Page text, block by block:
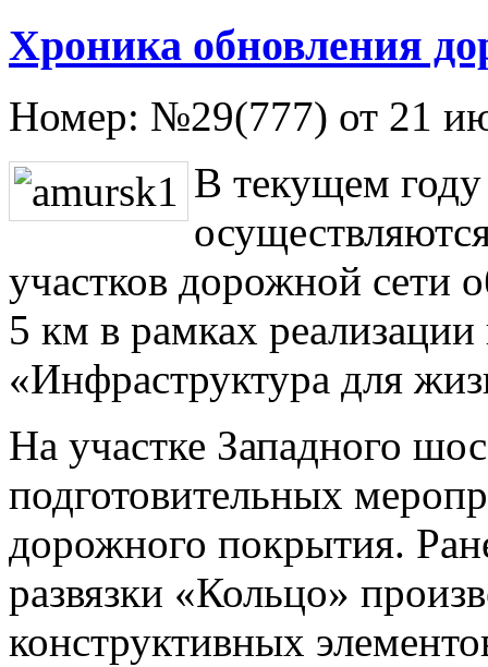
Хроника обновления
Номер: №29(777) от 21
В текущем году
участков дорожной сети
5 км в рамках
«Инфраструктура для
На участке Западного
подготовительных
дорожного покрытия.
развязки «Кольцо»
конструктивных